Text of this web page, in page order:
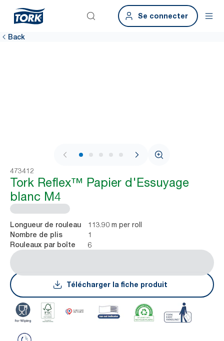
Se connecter
Back
1 / 7
473412
Tork Reflex™ Papier d'Essuyage
blanc M4
Longueur de rouleau 113.90 m per roll
Nombre de plis 1
Rouleaux par boîte 6
Télécharger la fiche produit